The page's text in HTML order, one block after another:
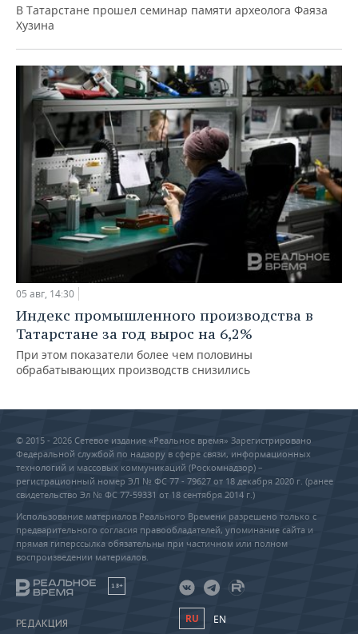
В Татарстане прошел семинар памяти археолога Фаяза
Хузина
05 авг, 14:30
Индекс промышленного производства в
Татарстане за год вырос на 6,2%
При этом показатели более чем половины
обрабатывающих производств снизились
© 2015 - 2026 Сетевое издание «Реальное время» Зарегистрировано
Федеральной службой по надзору в сфере связи, информационных
технологий и массовых коммуникаций (Роскомнадзор) –
регистрационный номер ЭЛ № ФС 77 - 79627 от 18 декабря 2020 г. (ранее
свидетельство Эл № ФС 77-59331 от 18 сентября 2014 г.)
Использование материалов Реального Времени разрешено только с
предварительного согласия правообладателей, упоминание сайта и
прямая гиперссылка обязательны при частичном или полном
воспроизведении материалов.
18+
РЕДАКЦИЯ RU EN